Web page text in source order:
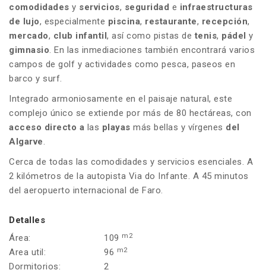
comodidades y servicios, seguridad e infraestructuras
de lujo, especialmente piscina, restaurante, recepción,
mercado, club infantil , así como pistas de tenis, pádel y
gimnasio. En las inmediaciones también encontrará varios
campos de golf y actividades como pesca, paseos en
barco y surf.
Integrado armoniosamente en el paisaje natural, este
complejo único se extiende por más de 80 hectáreas, con
acceso directo a las playas más bellas y vírgenes del
Algarve.
Cerca de todas las comodidades y servicios esenciales. A
2 kilómetros de la autopista Via do Infante. A 45 minutos
del aeropuerto internacional de Faro.
Detalles
Área:
109 m2
Area util: 96 m2
Dormitorios:
2